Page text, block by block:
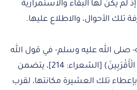
لم يكن لها البقاء والاستمرارية
تلك الأحوال، والاطلاع عليها.
صلى الله عليه وسلم- في قول الله
تعالى: (وَأَنْذِرْ عَشِيرَتَكَ الْأَقْرَبِينَ) [الشعراء: 214]، يتضمن
بإعطاء تلك العشيرة مكانتها، لقرب